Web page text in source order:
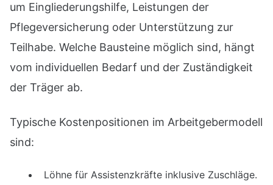
um Eingliederungshilfe, Leistungen der
Pflegeversicherung oder Unterstützung zur
Teilhabe. Welche Bausteine möglich sind, hängt
vom individuellen Bedarf und der Zuständigkeit
der Träger ab.
Typische Kostenpositionen im Arbeitgebermodell
sind:
Löhne für Assistenzkräfte inklusive Zuschläge.